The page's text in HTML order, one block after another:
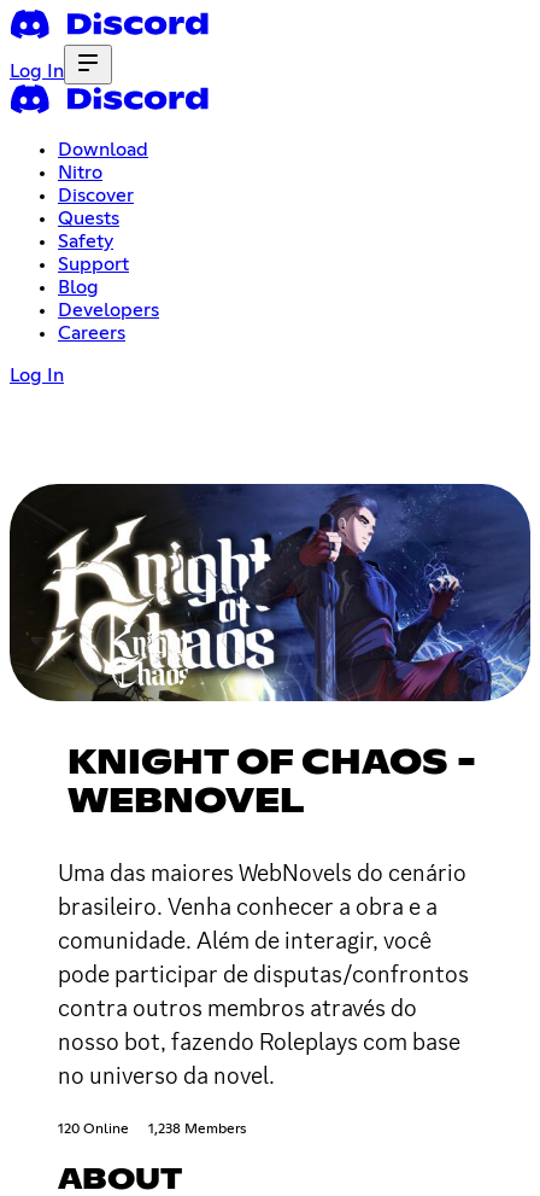
Log In
Download
Nitro
Discover
Quests
Safety
Support
Blog
Developers
Careers
Log In
KNIGHT OF CHAOS -
WEBNOVEL
Uma das maiores WebNovels do cenário
brasileiro. Venha conhecer a obra e a
comunidade. Além de interagir, você
pode participar de disputas/confrontos
contra outros membros através do
nosso bot, fazendo Roleplays com base
no universo da novel.
120 Online 1,238 Members
ABOUT